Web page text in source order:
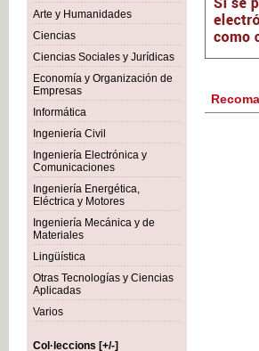
Arte y Humanidades
Ciencias
Ciencias Sociales y Jurídicas
Economía y Organización de
Empresas
Informática
Ingeniería Civil
Ingeniería Electrónica y
Comunicaciones
Ingeniería Energética,
Eléctrica y Motores
Ingeniería Mecánica y de
Materiales
Lingüística
Otras Tecnologías y Ciencias
Aplicadas
Varios
Col·leccions [+/-]